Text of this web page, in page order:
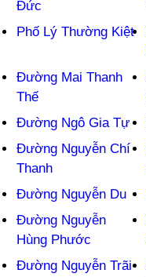
Đức
Phố Lý Thường Kiệt
Đường Mai Thanh
Thế
Đường Ngô Gia Tự
Đường Nguyễn Chí
Thanh
Đường Nguyễn Du
Đường Nguyễn
Hùng Phước
Đường Nguyễn Trãi